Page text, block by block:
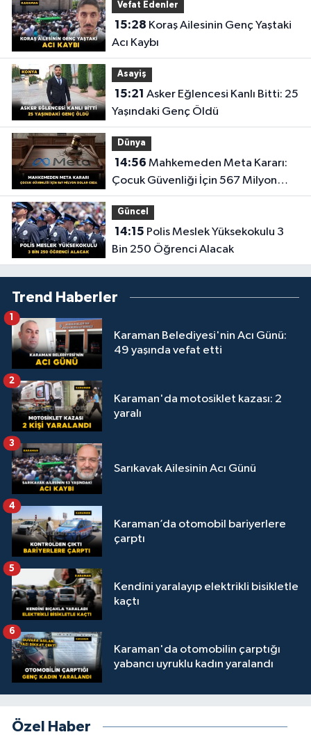
Vefat Edenler
15:28
Acı Kaybı
Asayiş
15:21
Yaşındaki Genç Öldü
Dünya
14:56
Çocuk Güvenliği İçin 567 Milyon
Dolar Ceza
Güncel
14:15
Bin 250 Öğrenci Alacak
Trend Haberler
Karaman Belediyesi'nin Acı Günü:
49 yaşında vefat etti
1
Karaman'da motosiklet kazası: 2
yaralı
2
Sarıkavak Ailesinin Acı Günü
3
Karaman’da otomobil bariyerlere
çarptı
4
Kendini yaralayıp elektrikli bisikletle
kaçtı
5
Karaman'da otomobilin çarptığı
yabancı uyruklu kadın yaralandı
6
Özel Haber